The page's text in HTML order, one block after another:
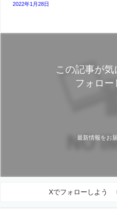
2022年1月28日
この記事が
フォロー
最新情報をお
Xでフォローしよう